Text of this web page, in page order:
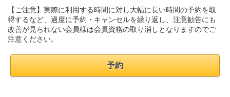
【ご注意】実際に利用する時間に対し大幅に長い時間の予約を取
得するなど、過度に予約・キャンセルを繰り返し、注意勧告にも
改善が見られない会員様は会員資格の取り消しとなりますのでご
注意ください。
予約